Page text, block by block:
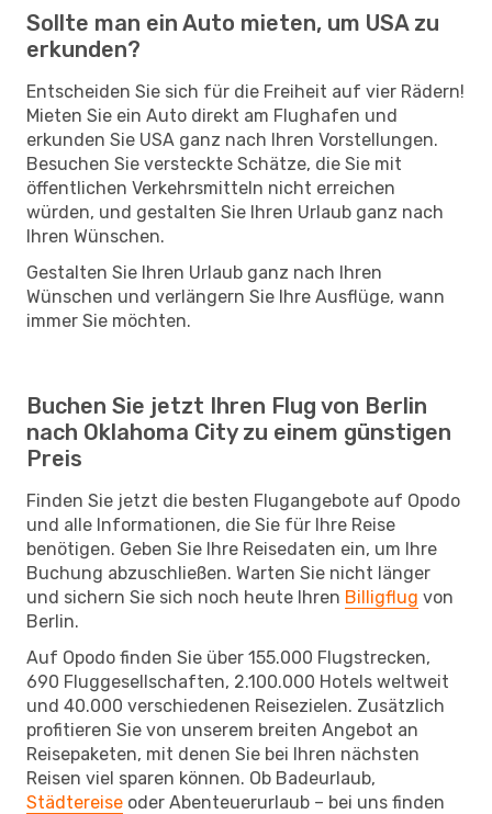
Sollte man ein Auto mieten, um USA zu
erkunden?
Entscheiden Sie sich für die Freiheit auf vier Rädern!
Mieten Sie ein Auto direkt am Flughafen und
erkunden Sie USA ganz nach Ihren Vorstellungen.
Besuchen Sie versteckte Schätze, die Sie mit
öffentlichen Verkehrsmitteln nicht erreichen
würden, und gestalten Sie Ihren Urlaub ganz nach
Ihren Wünschen.
Gestalten Sie Ihren Urlaub ganz nach Ihren
Wünschen und verlängern Sie Ihre Ausflüge, wann
immer Sie möchten.
Buchen Sie jetzt Ihren Flug von Berlin
nach Oklahoma City zu einem günstigen
Preis
Finden Sie jetzt die besten Flugangebote auf Opodo
und alle Informationen, die Sie für Ihre Reise
benötigen. Geben Sie Ihre Reisedaten ein, um Ihre
Buchung abzuschließen. Warten Sie nicht länger
und sichern Sie sich noch heute Ihren Billigflug von
Berlin.
Auf Opodo finden Sie über 155.000 Flugstrecken,
690 Fluggesellschaften, 2.100.000 Hotels weltweit
und 40.000 verschiedenen Reisezielen. Zusätzlich
profitieren Sie von unserem breiten Angebot an
Reisepaketen, mit denen Sie bei Ihren nächsten
Reisen viel sparen können. Ob Badeurlaub,
Städtereise oder Abenteuerurlaub – bei uns finden